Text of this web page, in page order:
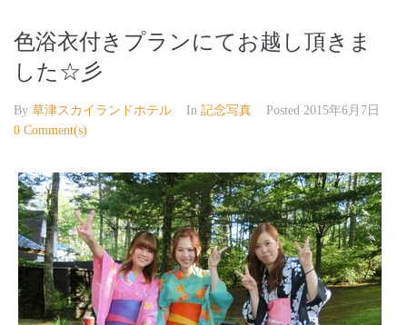
色浴衣付きプランにてお越し頂きま
した☆彡
By 草津スカイランドホテル In 記念写真 Posted 2015年6月7日
0 Comment(s)